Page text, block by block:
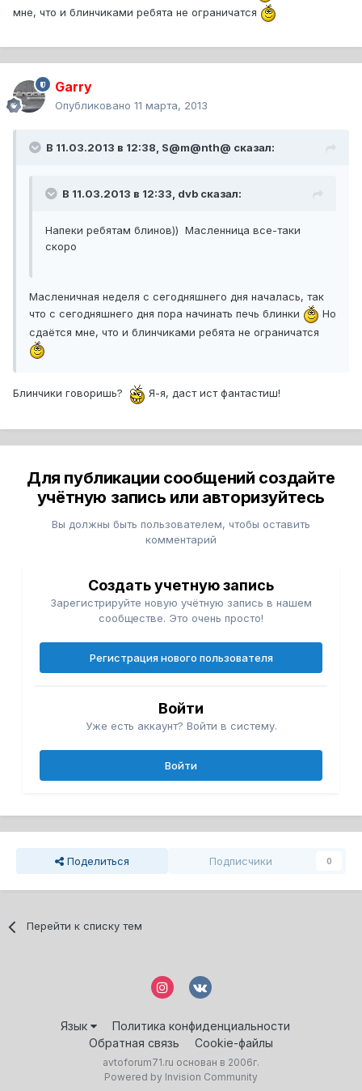
мне, что и блинчиками ребята не ограничатся
Garry
Опубликовано 11 марта, 2013
В 11.03.2013 в 12:38, S@m@nth@ сказал:
В 11.03.2013 в 12:33, dvb сказал:
Напеки ребятам блинов)) Масленница все-таки
скоро
Масленичная неделя с сегодняшнего дня началась, так
что с сегодняшнего дня пора начинать печь блинки
Но
сдаётся мне, что и блинчиками ребята не ограничатся
Блинчики говоришь? Я-я, даст ист фантастиш!
Для публикации сообщений создайте
учётную запись или авторизуйтесь
Вы должны быть пользователем, чтобы оставить
комментарий
Создать учетную запись
Зарегистрируйте новую учётную запись в нашем
сообществе. Это очень просто!
Регистрация нового пользователя
Войти
Уже есть аккаунт? Войти в систему.
Войти
Поделиться Подписчики 0
Перейти к списку тем
Язык
Политика конфиденциальности
Обратная связь
Cookie-файлы
avtoforum71.ru основан в 2006г.
Powered by Invision Community